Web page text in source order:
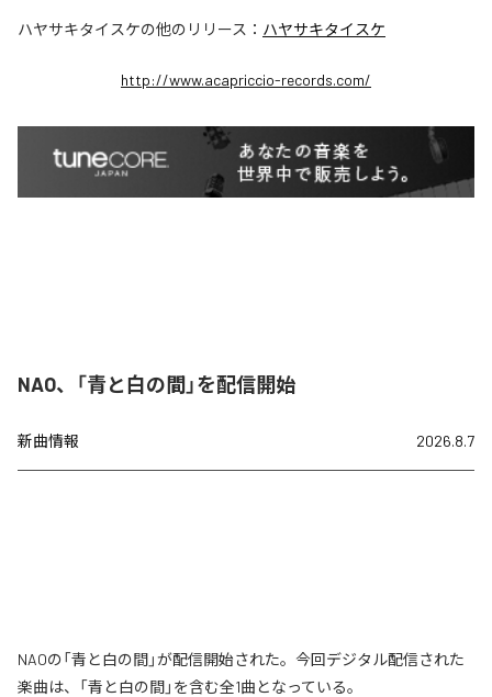
ハヤサキタイスケの他のリリース： ハヤサキタイスケ
http://www.acapriccio-records.com/
NAO、「青と白の間」を配信開始
新曲情報 2026.8.7
NAOの「青と白の間」が配信開始された。今回デジタル配信された
楽曲は、「青と白の間」を含む全1曲となっている。